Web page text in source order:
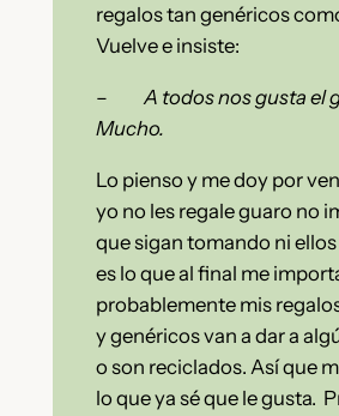
regalos tan genéricos
Vuelve e insiste:
–A todos nos gusta el
Mucho.
Lo pienso y me doy por
yo no les regale guaro no
que sigan tomando ni ellos
es lo que al final me
probablemente mis
y genéricos van a dar a
o son reciclados. Así que
lo que ya sé que le gusta.